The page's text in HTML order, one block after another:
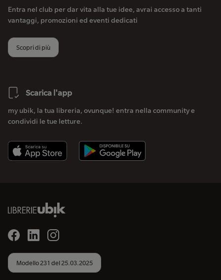
Entra nel club per dar vita alla tue idee, avrai accesso a tanti
vantaggi, promozioni ed eventi dedicati
Scopri di più
Scarica l'app
my ubik, la tua libreria, ovunque! entra nella community e
condividi le tue letture.
Modello 231 del 25.03.2025